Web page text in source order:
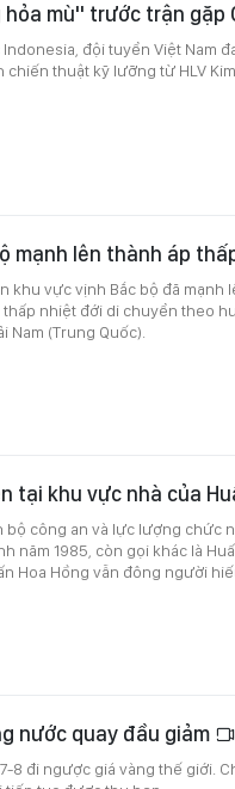
hỏa mù" trước trận gặp
đội tuyển Việt Nam
thuật kỹ lưỡng từ HLV
mạnh lên thành áp
khu vực vịnh Bắc bộ đã mạnh
thấp nhiệt đới di chuyển theo
Nam (Trung Quốc).
tại khu vực nhà của
công an và lực lượng chức
năm 1985, còn gọi khác là
Hoa Hồng vẫn đông người
nước quay đầu giảm
8 đi ngược giá vàng thế giới.